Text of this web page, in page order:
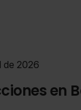
de 2026
en